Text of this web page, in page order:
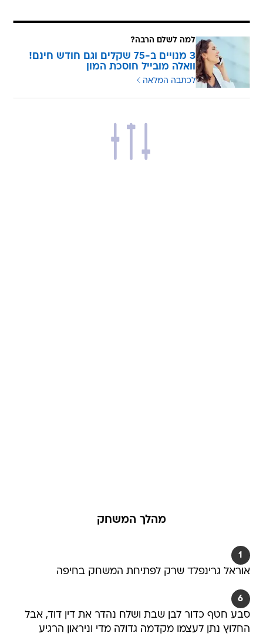
למה לשלם הרבה?
3 מנויים ב-75 שקלים וגם חודש חינם!
וואלה מובייל חוסכת המון
לכתבה המלאה
מהלך המשחק
1
אוראל גרינפלד שרק לפתיחת המשחק בחיפה
6
סבע חטף כדור לבן שבת ושלח נהדר את דין דוד, אבל
החלוץ נתן לעצמו מקדמה גדולה מדי וניראון הרגיע